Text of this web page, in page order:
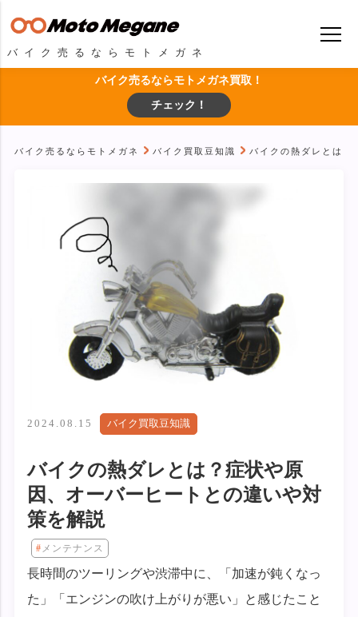
バイク売るならモトメガネ
バイク売るならモトメガネ買取！
チェック！
バイク売るならモトメガネ バイク買取豆知識 バイクの熱ダレとは？
2024.08.15 バイク買取豆知識
バイクの熱ダレとは？症状や原
因、オーバーヒートとの違いや対
策を解説
メンテナンス
長時間のツーリングや渋滞中に、「加速が鈍くなっ
た」「エンジンの吹け上がりが悪い」と感じたこと